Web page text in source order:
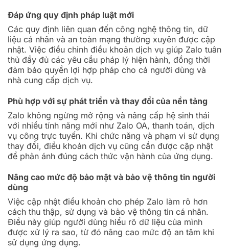
Đáp ứng quy định pháp luật mới
Các quy định liên quan đến công nghệ thông tin, dữ
liệu cá nhân và an toàn mạng thường xuyên được cập
nhật. Việc điều chỉnh điều khoản dịch vụ giúp Zalo tuân
thủ đầy đủ các yêu cầu pháp lý hiện hành, đồng thời
đảm bảo quyền lợi hợp pháp cho cả người dùng và
nhà cung cấp dịch vụ.
Phù hợp với sự phát triển và thay đổi của nền tảng
Zalo không ngừng mở rộng và nâng cấp hệ sinh thái
với nhiều tính năng mới như Zalo OA, thanh toán, dịch
vụ công trực tuyến. Khi chức năng và phạm vi sử dụng
thay đổi, điều khoản dịch vụ cũng cần được cập nhật
để phản ánh đúng cách thức vận hành của ứng dụng.
Nâng cao mức độ bảo mật và bảo vệ thông tin người
dùng
Việc cập nhật điều khoản cho phép Zalo làm rõ hơn
cách thu thập, sử dụng và bảo vệ thông tin cá nhân.
Điều này giúp người dùng hiểu rõ dữ liệu của mình
được xử lý ra sao, từ đó nâng cao mức độ an tâm khi
sử dụng ứng dụng.